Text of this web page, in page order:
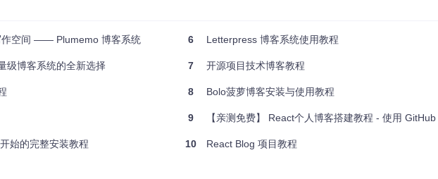
开发框架，减少 SQL 编写，提高开发效率。
录校验，确保系统的安全性。
github.com/byteblogs168/plumemo-admin
作空间 —— Plumemo 博客系统
级博客系统的全新选择
始的完整安装教程
6 Letterpress 博客系统使用教程
7 开源项目技术博客教程
8 Bolo菠萝博客安装与使用教程
9 【亲测免费】 React个人博客搭建教程 - 使用
10 React Blog 项目教程